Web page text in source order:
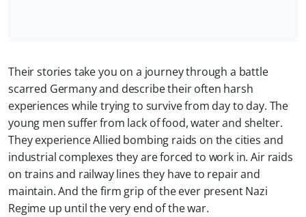
Their stories take you on a journey through a battle
scarred Germany and describe their often harsh
experiences while trying to survive from day to day. The
young men suffer from lack of food, water and shelter.
They experience Allied bombing raids on the cities and
industrial complexes they are forced to work in. Air raids
on trains and railway lines they have to repair and
maintain. And the firm grip of the ever present Nazi
Regime up until the very end of the war.